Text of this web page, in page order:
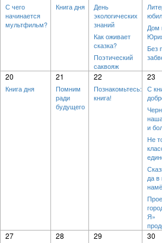
С чего
начинается
мультфильм?
Книга дня
День
экологических
знаний
Как оживает
сказка?
Поэтический
саквояж
Дом
Без
20
Книга дня
21
Помним
ради
будущего
22
Познакомьтесь:
книга!
23
С
и
Не
да в
Я»
27 28 29 30